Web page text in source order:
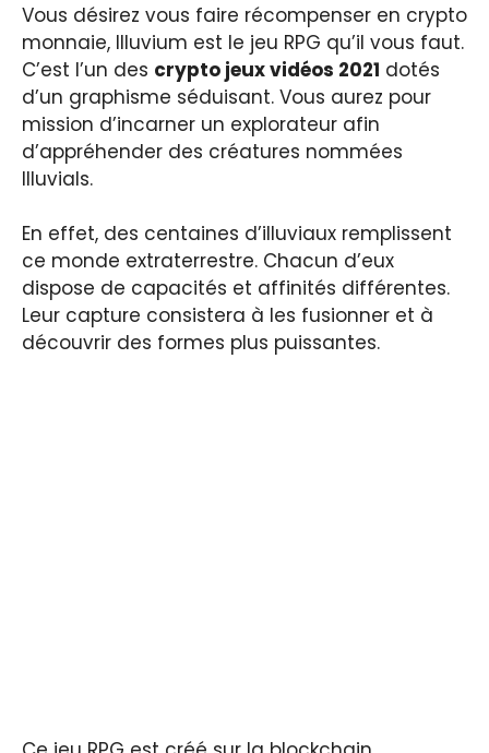
Vous désirez vous faire récompenser en crypto
monnaie, Illuvium est le jeu RPG qu’il vous faut.
C’est l’un des crypto jeux vidéos 2021 dotés
d’un graphisme séduisant. Vous aurez pour
mission d’incarner un explorateur afin
d’appréhender des créatures nommées
Illuvials.
En effet, des centaines d’illuviaux remplissent
ce monde extraterrestre. Chacun d’eux
dispose de capacités et affinités différentes.
Leur capture consistera à les fusionner et à
découvrir des formes plus puissantes.